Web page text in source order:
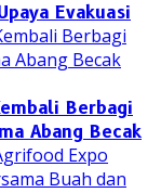
Evakuasi
Berbagi
Abang Becak